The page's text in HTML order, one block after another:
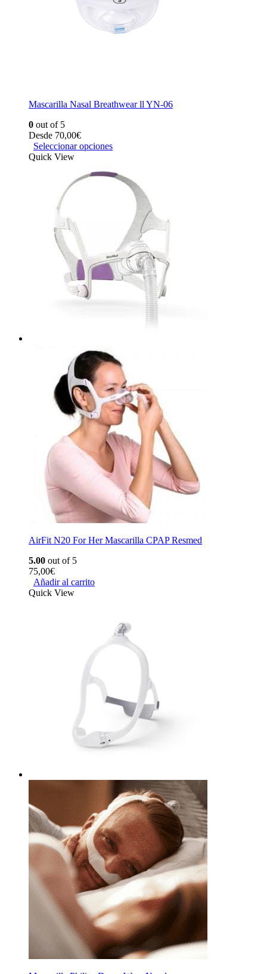
Mascarilla Nasal Breathwear ll YN-06
0 out of 5
Desde 70,00€
Seleccionar opciones
Quick View
AirFit N20 For Her Mascarilla CPAP Resmed
5.00 out of 5
75,00€
Añadir al carrito
Quick View